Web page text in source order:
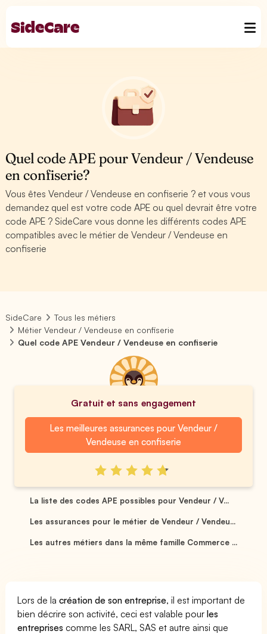
Quel code APE pour Vendeur / Vendeuse
en confiserie?
Vous êtes Vendeur / Vendeuse en confiserie ? et vous vous
demandez quel est votre code APE ou quel devrait être votre
code APE ? SideCare vous donne les différents codes APE
compatibles avec le métier de Vendeur / Vendeuse en
confiserie
SideCare
Tous les métiers
Métier Vendeur / Vendeuse en confiserie
Quel code APE Vendeur / Vendeuse en confiserie
Gratuit et sans engagement
Les meilleures assurances pour Vendeur /
Vendeuse en confiserie
La liste des codes APE possibles pour Vendeur / V...
Les assurances pour le métier de Vendeur / Vendeu...
Les autres métiers dans la même famille Commerce ...
Lors de lacréation de son entreprise, il est important de
bien décrire son activité, ceci est valable pourles
entreprises comme les SARL, SAS et autre ainsi que